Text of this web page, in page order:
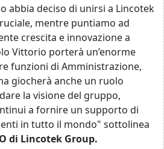
abbia deciso di unirsi a Lincotek
mentre puntiamo ad
crescita e innovazione a
Vittorio porterà un’enorme
funzioni di Amministrazione,
giocherà anche un ruolo
la visione del gruppo,
a fornire un supporto di
in tutto il mondo" sottolinea
di Lincotek Group.